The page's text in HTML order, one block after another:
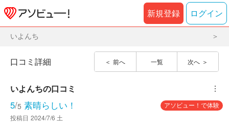
新規登録 ログイン
いよんち
前へ 一覧 次へ
口コミ詳細
いよんちの口コミ ︙
5/5 素晴らしい！
アソビュー！で体験
投稿日 2024/7/6 土